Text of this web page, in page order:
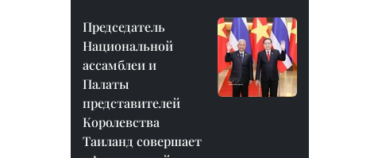
Председатель
Национальной
ассамблеи и
Палаты
представителей
Королевства
Таиланд совершает